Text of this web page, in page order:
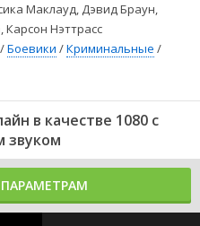
Маклауд, Дэвид Браун,
Нэттрасс
/Боевики /Криминальные /
в качестве 1080 с
звуком